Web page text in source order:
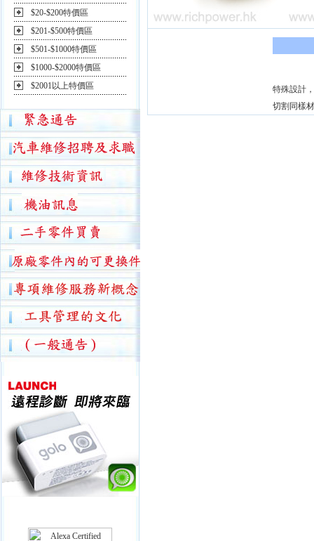
$20-$200特價區
$201-$500特價區
$501-$1000特價區
$1000-$2000特價區
$2001以上特價區
特殊設計
切割同樣